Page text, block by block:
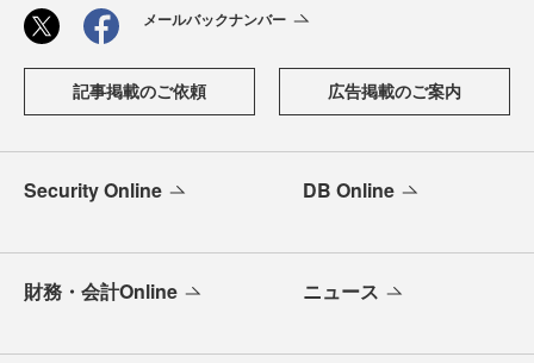
メールバックナンバー
記事掲載のご依頼 広告掲載のご案内
Security Online DB Online
財務・会計Online ニュース